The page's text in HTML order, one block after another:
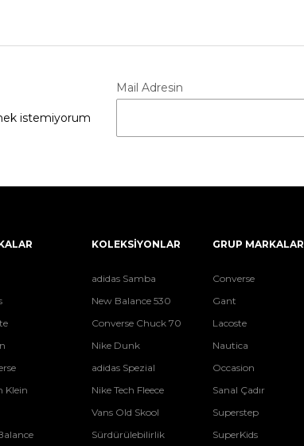
istemiyorum
Mail Adresin
Klein
KOLEKSİYONLAR
adidas Samba
New Balance 530
Converse Chuck 70
Nike Dunk
adidas Spezial
Nike Tech Fleece
Vans Old Skool
Sürdürülebilirlik
GRUP MARKALAR
Converse
Gant
Lacoste
Nautica
Occasion
Sanal Çadır
Superstep
SuperKids